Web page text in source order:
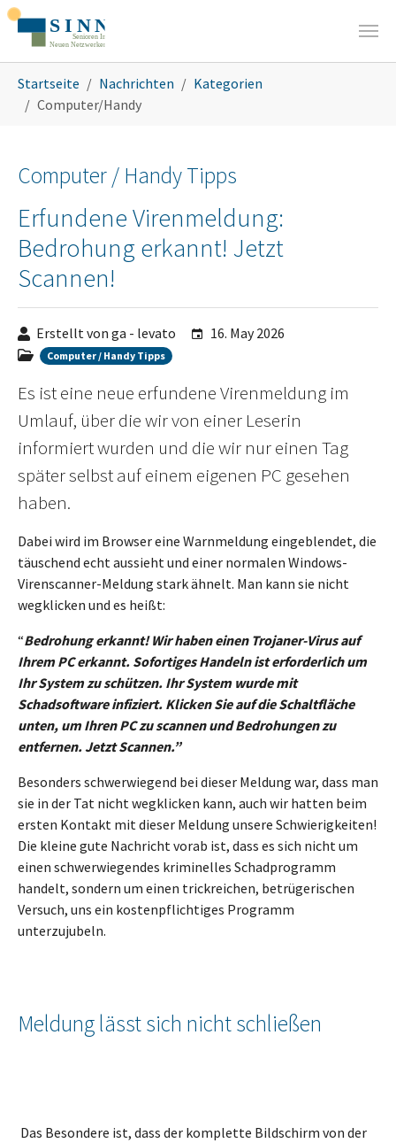
Zum Hauptinhalt springen
Startseite Nachrichten
Kategorien
Computer/Handy
Computer / Handy Tipps
Erfundene Virenmeldung:
Bedrohung erkannt! Jetzt
Scannen!
Erstellt von ga - levato 16. May 2026
Computer / Handy Tipps
Es ist eine neue erfundene Virenmeldung im
Umlauf, über die wir von einer Leserin
informiert wurden und die wir nur einen Tag
später selbst auf einem eigenen PC gesehen
haben.
Dabei wird im Browser eine Warnmeldung eingeblendet, die
täuschend echt aussieht und einer normalen Windows-
Virenscanner-Meldung stark ähnelt. Man kann sie nicht
wegklicken und es heißt:
“Bedrohung erkannt! Wir haben einen Trojaner-Virus auf
Ihrem PC erkannt. Sofortiges Handeln ist erforderlich um
Ihr System zu schützen. Ihr System wurde mit
Schadsoftware infiziert. Klicken Sie auf die Schaltfläche
unten, um Ihren PC zu scannen und Bedrohungen zu
entfernen. Jetzt Scannen.”
Besonders schwerwiegend bei dieser Meldung war, dass man
sie in der Tat nicht wegklicken kann, auch wir hatten beim
ersten Kontakt mit dieser Meldung unsere Schwierigkeiten!
Die kleine gute Nachricht vorab ist, dass es sich nicht um
einen schwerwiegendes kriminelles Schadprogramm
handelt, sondern um einen trickreichen, betrügerischen
Versuch, uns ein kostenpflichtiges Programm
unterzujubeln.
Meldung lässt sich nicht schließen
Das Besondere ist, dass der komplette Bildschirm von der